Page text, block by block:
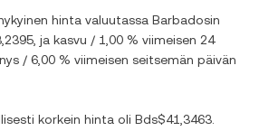
hinta valuutassa Barbadosin
, ja kasvu / 1,00 % viimeisen 24
/ 6,00 % viimeisen seitsemän päivän
korkein hinta oli Bds$41,3463